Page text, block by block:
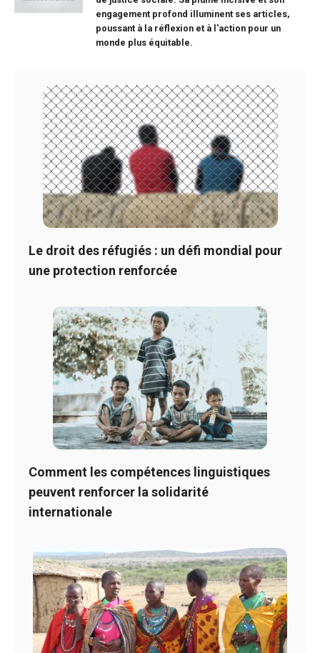
engagement profond illuminent ses articles,
poussant à la réflexion et à l'action pour un
monde plus équitable.
Le droit des réfugiés : un défi mondial pour
une protection renforcée
Comment les compétences linguistiques
peuvent renforcer la solidarité
internationale